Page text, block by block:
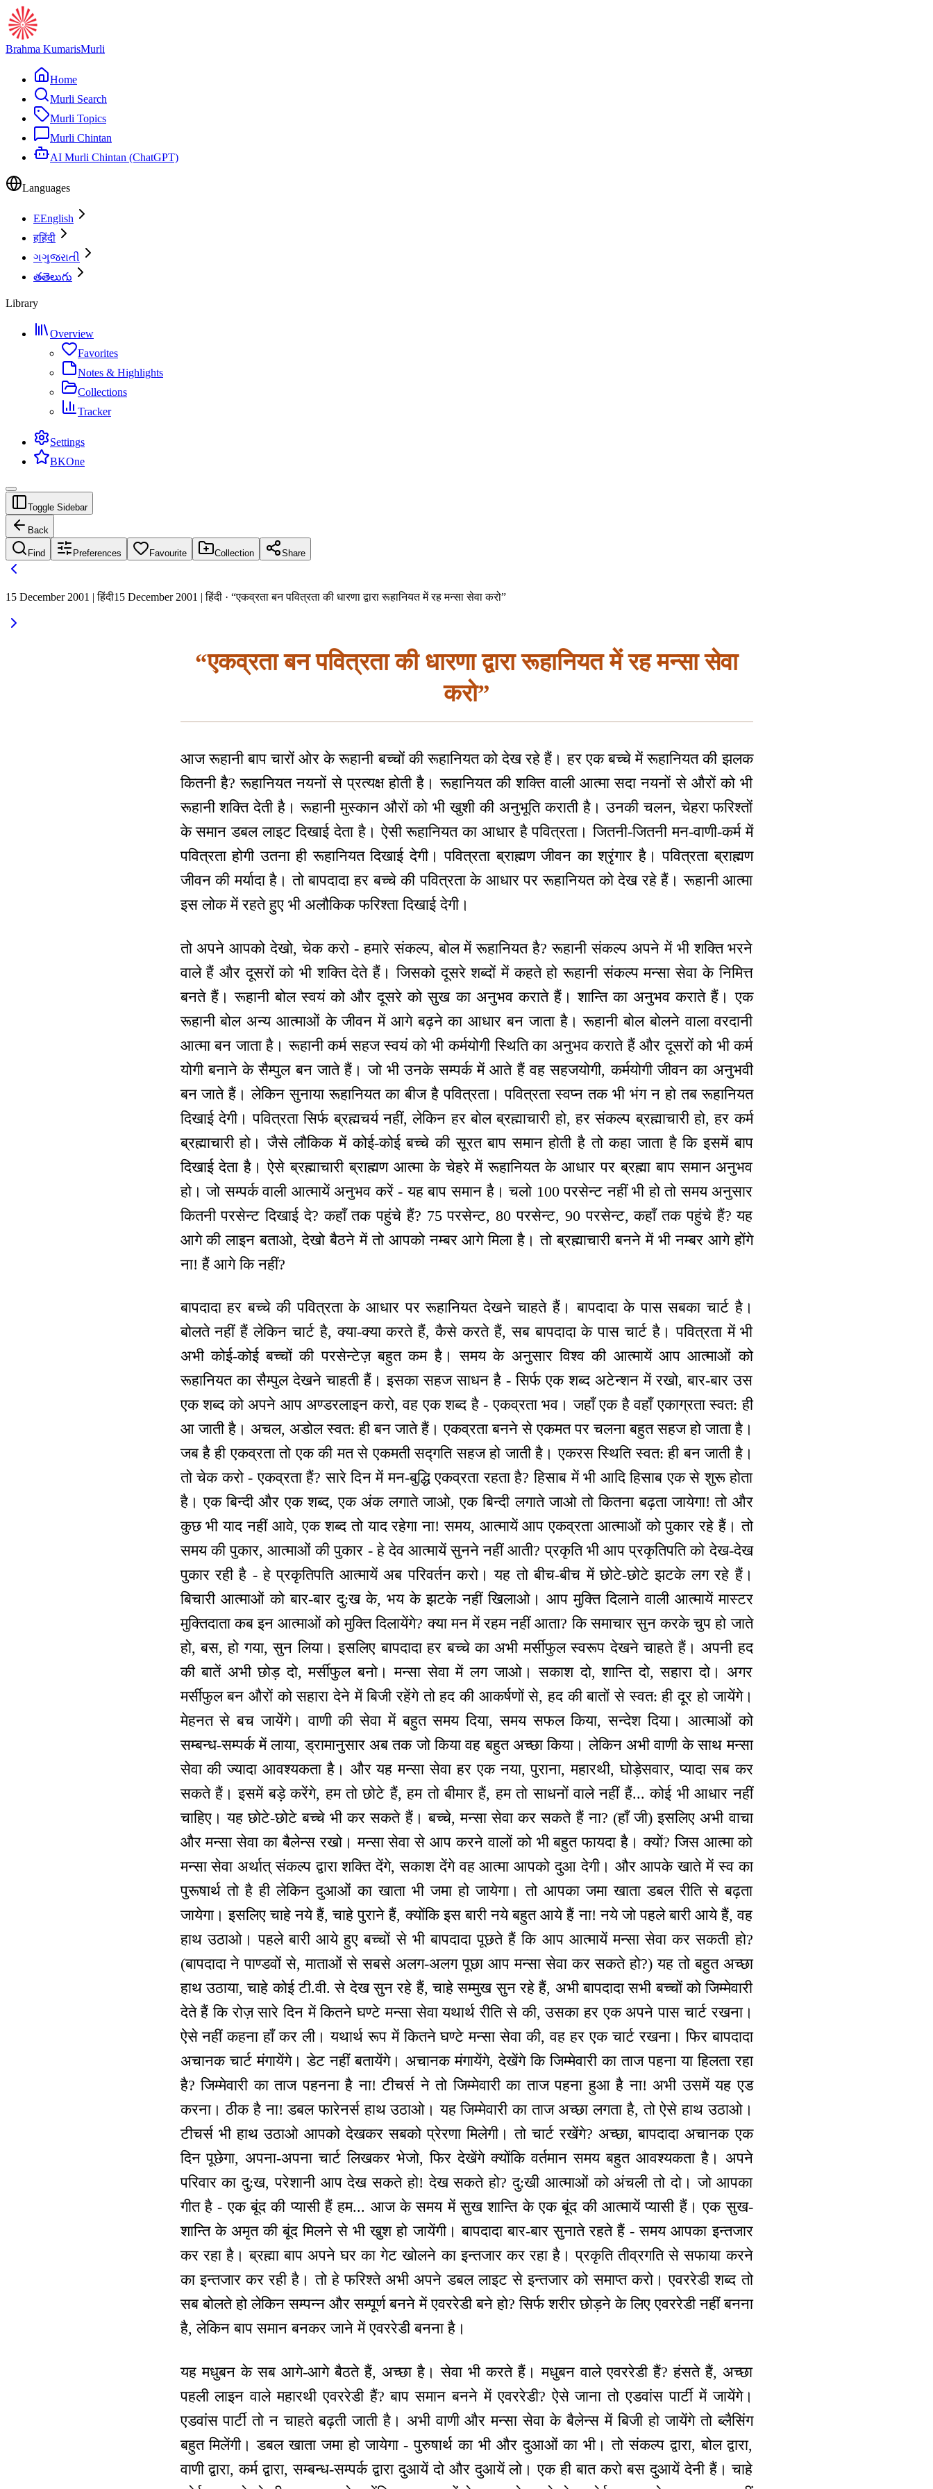
Brahma KumarisMurli
Home
Murli Search
Murli Topics
Murli Chintan
AI Murli Chintan (ChatGPT)
Languages
EEnglish
हहिंदी
ગગુજરાતી
తతెలుగు
Library
Overview
Favorites
Notes & Highlights
Collections
Tracker
Settings
BKOne
Toggle Sidebar
Back
Find Preferences Favourite Collection Share
15 December 2001 | हिंदी15 December 2001 | हिंदी · “एकव्रता बन पवित्रता की धारणा द्वारा रूहानियत में रह मन्सा सेवा करो”
“एकव्रता बन पवित्रता की धारणा द्वारा रूहानियत में रह मन्सा सेवा
करो”
आज रूहानी बाप चारों ओर के रूहानी बच्चों की रूहानियत को देख रहे हैं। हर एक बच्चे में रूहानियत की झलक
कितनी है? रूहानियत नयनों से प्रत्यक्ष होती है। रूहानियत की शक्ति वाली आत्मा सदा नयनों से औरों को भी
रूहानी शक्ति देती है। रूहानी मुस्कान औरों को भी खुशी की अनुभूति कराती है। उनकी चलन, चेहरा फरिश्तों
के समान डबल लाइट दिखाई देता है। ऐसी रूहानियत का आधार है पवित्रता। जितनी-जितनी मन-वाणी-कर्म में
पवित्रता होगी उतना ही रूहानियत दिखाई देगी। पवित्रता ब्राह्मण जीवन का श्रृंगार है। पवित्रता ब्राह्मण
जीवन की मर्यादा है। तो बापदादा हर बच्चे की पवित्रता के आधार पर रूहानियत को देख रहे हैं। रूहानी आत्मा
इस लोक में रहते हुए भी अलौकिक फरिश्ता दिखाई देगी।
तो अपने आपको देखो, चेक करो - हमारे संकल्प, बोल में रूहानियत है? रूहानी संकल्प अपने में भी शक्ति भरने
वाले हैं और दूसरों को भी शक्ति देते हैं। जिसको दूसरे शब्दों में कहते हो रूहानी संकल्प मन्सा सेवा के निमित्त
बनते हैं। रूहानी बोल स्वयं को और दूसरे को सुख का अनुभव कराते हैं। शान्ति का अनुभव कराते हैं। एक
रूहानी बोल अन्य आत्माओं के जीवन में आगे बढ़ने का आधार बन जाता है। रूहानी बोल बोलने वाला वरदानी
आत्मा बन जाता है। रूहानी कर्म सहज स्वयं को भी कर्मयोगी स्थिति का अनुभव कराते हैं और दूसरों को भी कर्म
योगी बनाने के सैम्पुल बन जाते हैं। जो भी उनके सम्पर्क में आते हैं वह सहजयोगी, कर्मयोगी जीवन का अनुभवी
बन जाते हैं। लेकिन सुनाया रूहानियत का बीज है पवित्रता। पवित्रता स्वप्न तक भी भंग न हो तब रूहानियत
दिखाई देगी। पवित्रता सिर्फ ब्रह्मचर्य नहीं, लेकिन हर बोल ब्रह्माचारी हो, हर संकल्प ब्रह्माचारी हो, हर कर्म
ब्रह्माचारी हो। जैसे लौकिक में कोई-कोई बच्चे की सूरत बाप समान होती है तो कहा जाता है कि इसमें बाप
दिखाई देता है। ऐसे ब्रह्माचारी ब्राह्मण आत्मा के चेहरे में रूहानियत के आधार पर ब्रह्मा बाप समान अनुभव
हो। जो सम्पर्क वाली आत्मायें अनुभव करें - यह बाप समान है। चलो 100 परसेन्ट नहीं भी हो तो समय अनुसार
कितनी परसेन्ट दिखाई दे? कहाँ तक पहुंचे हैं? 75 परसेन्ट, 80 परसेन्ट, 90 परसेन्ट, कहाँ तक पहुंचे हैं? यह
आगे की लाइन बताओ, देखो बैठने में तो आपको नम्बर आगे मिला है। तो ब्रह्माचारी बनने में भी नम्बर आगे होंगे
ना! हैं आगे कि नहीं?
बापदादा हर बच्चे की पवित्रता के आधार पर रूहानियत देखने चाहते हैं। बापदादा के पास सबका चार्ट है।
बोलते नहीं हैं लेकिन चार्ट है, क्या-क्या करते हैं, कैसे करते हैं, सब बापदादा के पास चार्ट है। पवित्रता में भी
अभी कोई-कोई बच्चों की परसेन्टेज़ बहुत कम है। समय के अनुसार विश्व की आत्मायें आप आत्माओं को
रूहानियत का सैम्पुल देखने चाहती हैं। इसका सहज साधन है - सिर्फ एक शब्द अटेन्शन में रखो, बार-बार उस
एक शब्द को अपने आप अण्डरलाइन करो, वह एक शब्द है - एकव्रता भव। जहाँ एक है वहाँ एकाग्रता स्वत: ही
आ जाती है। अचल, अडोल स्वत: ही बन जाते हैं। एकव्रता बनने से एकमत पर चलना बहुत सहज हो जाता है।
जब है ही एकव्रता तो एक की मत से एकमती सद्गति सहज हो जाती है। एकरस स्थिति स्वत: ही बन जाती है।
तो चेक करो - एकव्रता हैं? सारे दिन में मन-बुद्धि एकव्रता रहता है? हिसाब में भी आदि हिसाब एक से शुरू होता
है। एक बिन्दी और एक शब्द, एक अंक लगाते जाओ, एक बिन्दी लगाते जाओ तो कितना बढ़ता जायेगा! तो और
कुछ भी याद नहीं आवे, एक शब्द तो याद रहेगा ना! समय, आत्मायें आप एकव्रता आत्माओं को पुकार रहे हैं। तो
समय की पुकार, आत्माओं की पुकार - हे देव आत्मायें सुनने नहीं आती? प्रकृति भी आप प्रकृतिपति को देख-देख
पुकार रही है - हे प्रकृतिपति आत्मायें अब परिवर्तन करो। यह तो बीच-बीच में छोटे-छोटे झटके लग रहे हैं।
बिचारी आत्माओं को बार-बार दु:ख के, भय के झटके नहीं खिलाओ। आप मुक्ति दिलाने वाली आत्मायें मास्टर
मुक्तिदाता कब इन आत्माओं को मुक्ति दिलायेंगे? क्या मन में रहम नहीं आता? कि समाचार सुन करके चुप हो जाते
हो, बस, हो गया, सुन लिया। इसलिए बापदादा हर बच्चे का अभी मर्सीफुल स्वरूप देखने चाहते हैं। अपनी हद
की बातें अभी छोड़ दो, मर्सीफुल बनो। मन्सा सेवा में लग जाओ। सकाश दो, शान्ति दो, सहारा दो। अगर
मर्सीफुल बन औरों को सहारा देने में बिजी रहेंगे तो हद की आकर्षणों से, हद की बातों से स्वत: ही दूर हो जायेंगे।
मेहनत से बच जायेंगे। वाणी की सेवा में बहुत समय दिया, समय सफल किया, सन्देश दिया। आत्माओं को
सम्बन्ध-सम्पर्क में लाया, ड्रामानुसार अब तक जो किया वह बहुत अच्छा किया। लेकिन अभी वाणी के साथ मन्सा
सेवा की ज्यादा आवश्यकता है। और यह मन्सा सेवा हर एक नया, पुराना, महारथी, घोड़ेसवार, प्यादा सब कर
सकते हैं। इसमें बड़े करेंगे, हम तो छोटे हैं, हम तो बीमार हैं, हम तो साधनों वाले नहीं हैं... कोई भी आधार नहीं
चाहिए। यह छोटे-छोटे बच्चे भी कर सकते हैं। बच्चे, मन्सा सेवा कर सकते हैं ना? (हाँ जी) इसलिए अभी वाचा
और मन्सा सेवा का बैलेन्स रखो। मन्सा सेवा से आप करने वालों को भी बहुत फायदा है। क्यों? जिस आत्मा को
मन्सा सेवा अर्थात् संकल्प द्वारा शक्ति देंगे, सकाश देंगे वह आत्मा आपको दुआ देगी। और आपके खाते में स्व का
पुरूषार्थ तो है ही लेकिन दुआओं का खाता भी जमा हो जायेगा। तो आपका जमा खाता डबल रीति से बढ़ता
जायेगा। इसलिए चाहे नये हैं, चाहे पुराने हैं, क्योंकि इस बारी नये बहुत आये हैं ना! नये जो पहले बारी आये हैं, वह
हाथ उठाओ। पहले बारी आये हुए बच्चों से भी बापदादा पूछते हैं कि आप आत्मायें मन्सा सेवा कर सकती हो?
(बापदादा ने पाण्डवों से, माताओं से सबसे अलग-अलग पूछा आप मन्सा सेवा कर सकते हो?) यह तो बहुत अच्छा
हाथ उठाया, चाहे कोई टी.वी. से देख सुन रहे हैं, चाहे सम्मुख सुन रहे हैं, अभी बापदादा सभी बच्चों को जिम्मेवारी
देते हैं कि रोज़ सारे दिन में कितने घण्टे मन्सा सेवा यथार्थ रीति से की, उसका हर एक अपने पास चार्ट रखना।
ऐसे नहीं कहना हाँ कर ली। यथार्थ रूप में कितने घण्टे मन्सा सेवा की, वह हर एक चार्ट रखना। फिर बापदादा
अचानक चार्ट मंगायेंगे। डेट नहीं बतायेंगे। अचानक मंगायेंगे, देखेंगे कि जिम्मेवारी का ताज पहना या हिलता रहा
है? जिम्मेवारी का ताज पहनना है ना! टीचर्स ने तो जिम्मेवारी का ताज पहना हुआ है ना! अभी उसमें यह एड
करना। ठीक है ना! डबल फारेनर्स हाथ उठाओ। यह जिम्मेवारी का ताज अच्छा लगता है, तो ऐसे हाथ उठाओ।
टीचर्स भी हाथ उठाओ आपको देखकर सबको प्रेरणा मिलेगी। तो चार्ट रखेंगे? अच्छा, बापदादा अचानक एक
दिन पूछेगा, अपना-अपना चार्ट लिखकर भेजो, फिर देखेंगे क्योंकि वर्तमान समय बहुत आवश्यकता है। अपने
परिवार का दु:ख, परेशानी आप देख सकते हो! देख सकते हो? दु:खी आत्माओं को अंचली तो दो। जो आपका
गीत है - एक बूंद की प्यासी हैं हम... आज के समय में सुख शान्ति के एक बूंद की आत्मायें प्यासी हैं। एक सुख-
शान्ति के अमृत की बूंद मिलने से भी खुश हो जायेंगी। बापदादा बार-बार सुनाते रहते हैं - समय आपका इन्तजार
कर रहा है। ब्रह्मा बाप अपने घर का गेट खोलने का इन्तजार कर रहा है। प्रकृति तीव्रगति से सफाया करने
का इन्तजार कर रही है। तो हे फरिश्ते अभी अपने डबल लाइट से इन्तजार को समाप्त करो। एवररेडी शब्द तो
सब बोलते हो लेकिन सम्पन्न और सम्पूर्ण बनने में एवररेडी बने हो? सिर्फ शरीर छोड़ने के लिए एवररेडी नहीं बनना
है, लेकिन बाप समान बनकर जाने में एवररेडी बनना है।
यह मधुबन के सब आगे-आगे बैठते हैं, अच्छा है। सेवा भी करते हैं। मधुबन वाले एवररेडी हैं? हंसते हैं, अच्छा
पहली लाइन वाले महारथी एवररेडी हैं? बाप समान बनने में एवररेडी? ऐसे जाना तो एडवांस पार्टी में जायेंगे।
एडवांस पार्टी तो न चाहते बढ़ती जाती है। अभी वाणी और मन्सा सेवा के बैलेन्स में बिजी हो जायेंगे तो ब्लैसिंग
बहुत मिलेंगी। डबल खाता जमा हो जायेगा - पुरुषार्थ का भी और दुआओं का भी। तो संकल्प द्वारा, बोल द्वारा,
वाणी द्वारा, कर्म द्वारा, सम्बन्ध-सम्पर्क द्वारा दुआयें दो और दुआयें लो। एक ही बात करो बस दुआयें देनी हैं। चाहे